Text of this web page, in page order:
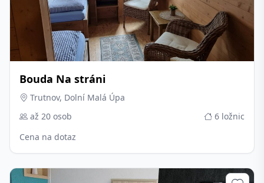
Bouda Na stráni
Trutnov, Dolní Malá Úpa
až 20 osob
6 ložnic
Cena na dotaz